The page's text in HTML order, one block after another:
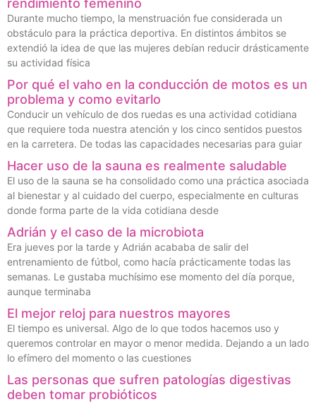
rendimiento femenino
Durante mucho tiempo, la menstruación fue considerada un
obstáculo para la práctica deportiva. En distintos ámbitos se
extendió la idea de que las mujeres debían reducir drásticamente
su actividad física
Por qué el vaho en la conducción de motos es un
problema y como evitarlo
Conducir un vehículo de dos ruedas es una actividad cotidiana
que requiere toda nuestra atención y los cinco sentidos puestos
en la carretera. De todas las capacidades necesarias para guiar
Hacer uso de la sauna es realmente saludable
El uso de la sauna se ha consolidado como una práctica asociada
al bienestar y al cuidado del cuerpo, especialmente en culturas
donde forma parte de la vida cotidiana desde
Adrián y el caso de la microbiota
Era jueves por la tarde y Adrián acababa de salir del
entrenamiento de fútbol, como hacía prácticamente todas las
semanas. Le gustaba muchísimo ese momento del día porque,
aunque terminaba
El mejor reloj para nuestros mayores
El tiempo es universal. Algo de lo que todos hacemos uso y
queremos controlar en mayor o menor medida. Dejando a un lado
lo efímero del momento o las cuestiones
Las personas que sufren patologías digestivas
deben tomar probióticos